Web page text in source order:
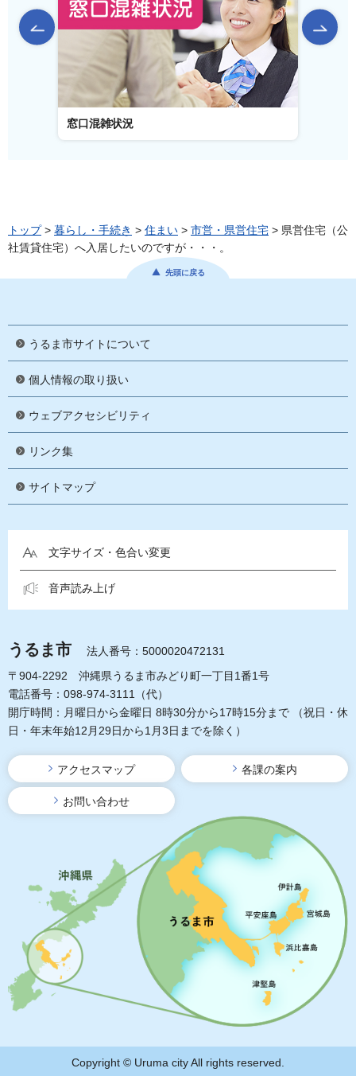
前のスライドを表示
窓口混雑状況
トップ> 暮らし・手続き > 住まい > 市営・県営住宅 > 県営住宅（公
社賃貸住宅）へ入居したいのですが・・・。
先頭に戻る
うるま市サイトについて
個人情報の取り扱い
ウェブアクセシビリティ
リンク集
サイトマップ
文字サイズ・色合い変更
音声読み上げ
うるま市
法人番号：5000020472131
〒904-2292 沖縄県うるま市みどり町一丁目1番1号
電話番号：098-974-3111（代）
開庁時間：月曜日から金曜日 8時30分から17時15分まで
（祝日・休
日・年末年始12月29日から1月3日までを除く）
アクセスマップ 各課の案内
お問い合わせ
Copyright © Uruma city All rights reserved.